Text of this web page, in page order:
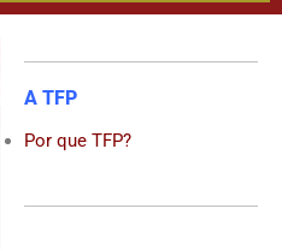
A TFP
Por que TFP?